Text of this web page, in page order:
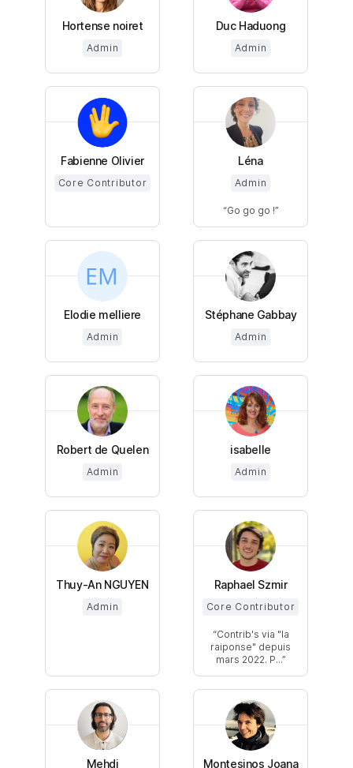
Hortense noiret
Admin
Duc Haduong
Admin
Fabienne Olivier
Core Contributor
Léna
Admin
Go go go !
Elodie melliere
Admin
Stéphane Gabbay
Admin
Robert de Quelen
Admin
isabelle
Admin
Thuy-An NGUYEN
Admin
Raphael Szmir
Core Contributor
Contrib's via "la
raiponse" depuis
mars 2022. P...
Mehdi Montesinos Joana